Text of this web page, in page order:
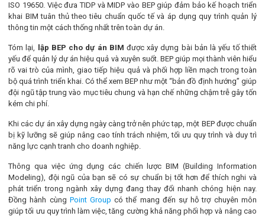
ISO 19650. Việc đưa TIDP và MIDP vào BEP giúp đảm bảo kế hoạch triển
khai BIM tuân thủ theo tiêu chuẩn quốc tế và áp dụng quy trình quản lý
thông tin một cách thống nhất trên toàn dự án.
Tóm lại, lập BEP cho dự án BIM được xây dựng bài bản là yếu tố thiết
yếu để quản lý dự án hiệu quả và xuyên suốt. BEP giúp mọi thành viên hiểu
rõ vai trò của mình, giao tiếp hiệu quả và phối hợp liền mạch trong toàn
bộ quá trình triển khai. Có thể xem BEP như một “bản đồ định hướng” giúp
đội ngũ tập trung vào mục tiêu chung và hạn chế những chậm trễ gây tốn
kém chi phí.
Khi các dự án xây dựng ngày càng trở nên phức tạp, một BEP được chuẩn
bị kỹ lưỡng sẽ giúp nâng cao tính trách nhiệm, tối ưu quy trình và duy trì
năng lực cạnh tranh cho doanh nghiệp.
Thông qua việc ứng dụng các chiến lược BIM (Building Information
Modeling), đội ngũ của bạn sẽ có sự chuẩn bị tốt hơn để thích nghi và
phát triển trong ngành xây dựng đang thay đổi nhanh chóng hiện nay.
Đồng hành cùng Point Group có thể mang đến sự hỗ trợ chuyên môn
giúp tối ưu quy trình làm việc, tăng cường khả năng phối hợp và nâng cao